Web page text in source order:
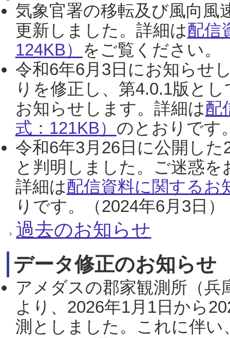
気象官署の移転及び風向風
更新しました。詳細は配信
124KB） をご覧ください。
令和6年6月3日にお知らせ
りを修正し、第4.0.1版と
お知らせします。詳細は配
式：121KB） のとおりです
令和6年3月26日に公開し
と判明しました。ご迷惑
詳細は配信資料に関するお
りです。（2024年6月3日）
過去のお知らせ
データ修正のお知らせ
アメダスの郡家観測所（
より、2026年1月1日から
測としました。これに伴い